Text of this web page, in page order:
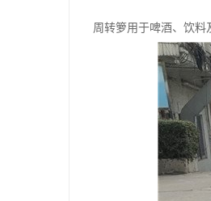
周转箩用于啤酒、饮料